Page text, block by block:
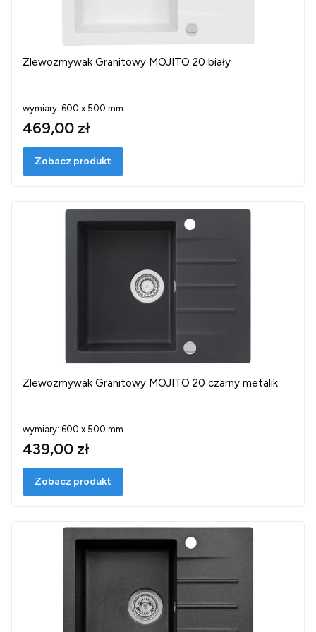
Zlewozmywak Granitowy MOJITO 20 biały
wymiary: 600 x 500 mm
469,00 zł
Zobacz produkt
Zlewozmywak Granitowy MOJITO 20 czarny metalik
wymiary: 600 x 500 mm
439,00 zł
Zobacz produkt